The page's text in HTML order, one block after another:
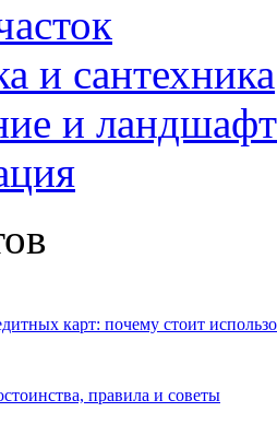
и сантехника
и
карт: почему стоит
правила и советы